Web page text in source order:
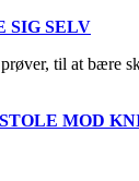
SIG SELV
til at bære
MOD